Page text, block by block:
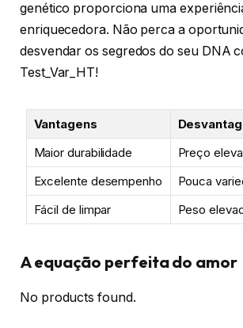
genético proporciona uma
enriquecedora. Não perca a
desvendar os segredos do seu DNA
Test_Var_HT!
Vantagens
Maior durabilidade
Preço
Excelente desempenho
Pouca
Fácil de limpar
Peso
A equação perfeita do amor
No products found.